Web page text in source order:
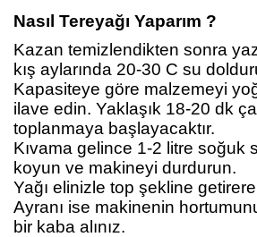
Nasıl Tereyağı Yaparım ?
Kazan temizlendikten sonra
kış aylarında 20-30 C su
Kapasiteye göre malzemeyi
ilave edin. Yaklaşık 18-20 dk
toplanmaya başlayacaktır.
Kıvama gelince 1-2 litre soğuk
koyun ve makineyi durdurun.
Yağı elinizle top şekline
Ayranı ise makinenin
bir kaba alınız.